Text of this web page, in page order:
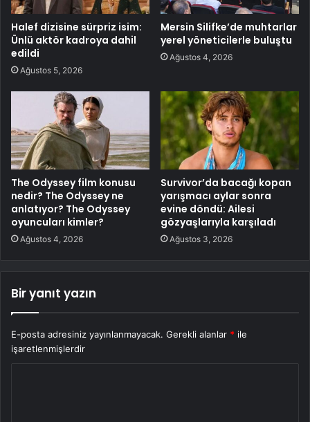
Halef dizisine sürpriz isim:
Ünlü aktör kadroya dahil
edildi
Ağustos 5, 2026
Mersin Silifke’de muhtarlar
yerel yöneticilerle buluştu
Ağustos 4, 2026
The Odyssey film konusu
nedir? The Odyssey ne
anlatıyor? The Odyssey
oyuncuları kimler?
Ağustos 4, 2026
Survivor’da bacağı kopan
yarışmacı aylar sonra
evine döndü: Ailesi
gözyaşlarıyla karşıladı
Ağustos 3, 2026
Bir yanıt yazın
E-posta adresiniz yayınlanmayacak. Gerekli alanlar * ile
işaretlenmişlerdir